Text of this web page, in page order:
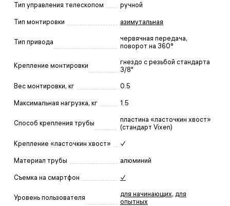
Тип управления телескопом ручной
Тип монтировки азимутальная
Тип привода
червячная передача,
поворот на 360°
Крепление монтировки
гнездо с резьбой стандарта
3/8"
Вес монтировки, кг 0.5
Максимальная нагрузка, кг 1.5
Способ крепления трубы
пластина «ласточкин хвост»
(стандарт Vixen)
Крепление «ласточкин хвост» ✓
Материал трубы алюминий
Съемка на смартфон ✓
Уровень пользователя для начинающих, для
опытных